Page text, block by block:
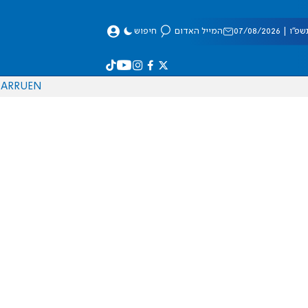
08/2026 המייל האדום חיפוש
EN
RU
AR